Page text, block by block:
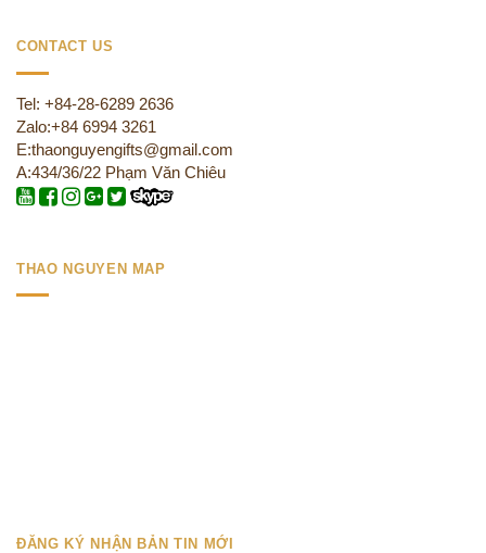
CONTACT US
Tel: +84-28-6289 2636
Zalo:+84 6994 3261
E:thaonguyengifts@gmail.com
A:434/36/22 Phạm Văn Chiêu
THAO NGUYEN MAP
ĐĂNG KÝ NHẬN BẢN TIN MỚI